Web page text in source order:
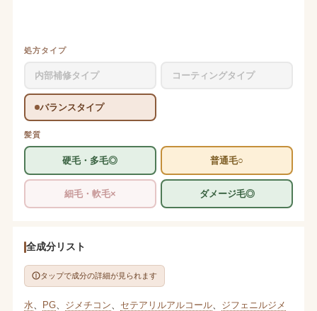
処方タイプ
内部補修タイプ コーティングタイプ
バランスタイプ
髪質
硬毛・多毛◎ 普通毛○
細毛・軟毛× ダメージ毛◎
全成分リスト
タップで成分の詳細が見られます
水 PG、 ジメチコン セテアリルアルコール、 ジフェニルジメ